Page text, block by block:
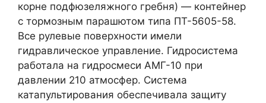
корне подфюзеляжного гребня) — контейнер
с тормозным парашютом типа ПТ-5605-58.
Все рулевые поверхности имели
гидравлическое управление. Гидросистема
работала на гидросмеси АМГ-10 при
давлении 210 атмосфер. Система
катапультирования обеспечивала защиту